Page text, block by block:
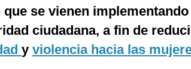
que se vienen
ciudadana, a fin de
y violencia hacia las